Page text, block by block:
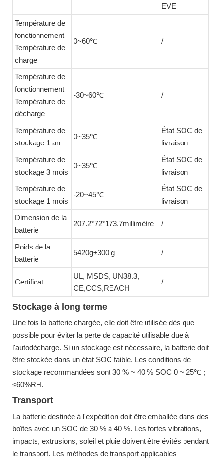
EVE
Température de
fonctionnement
Température de
charge
0~60℃ /
Température de
fonctionnement
Température de
décharge
-30~60℃ /
Température de
stockage 1 an
0~35℃
État SOC de
livraison
Température de
stockage 3 mois
0~35℃
État SOC de
livraison
Température de
stockage 1 mois
-20~45℃
État SOC de
livraison
Dimension de la
batterie
207.2*72*173.7millimètre /
Poids de la
batterie
5420g±300 g /
Certificat
UL, MSDS, UN38.3,
CE,CCS,REACH
/
Stockage à long terme
Une fois la batterie chargée, elle doit être utilisée dès que
possible pour éviter la perte de capacité utilisable due à
l'autodécharge. Si un stockage est nécessaire, la batterie doit
être stockée dans un état SOC faible. Les conditions de
stockage recommandées sont 30 % ~ 40 % SOC 0 ~ 25℃ ;
≤60%RH.
Transport
La batterie destinée à l'expédition doit être emballée dans des
boîtes avec un SOC de 30 % à 40 %. Les fortes vibrations,
impacts, extrusions, soleil et pluie doivent être évités pendant
le transport. Les méthodes de transport applicables